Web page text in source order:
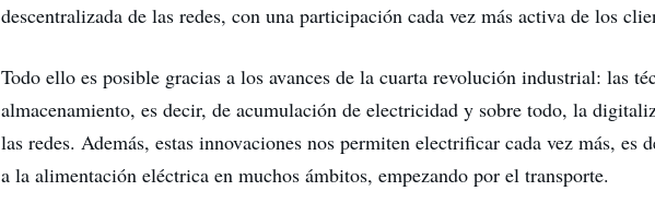
descentralizada de las redes, con una participación cada vez más activa de los
Todo ello es posible gracias a los avances de la cuarta revolución industrial: las
almacenamiento, es decir, de acumulación de electricidad y sobre todo, la
las redes. Además, estas innovaciones nos permiten electrificar cada vez más, es
a la alimentación eléctrica en muchos ámbitos, empezando por el transporte.